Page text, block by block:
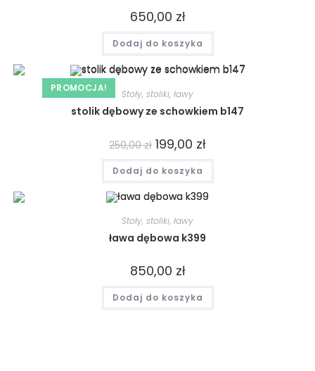
650,00 zł
Dodaj do koszyka
PROMOCJA! Stoły, stoliki, ławy
stolik dębowy ze schowkiem b147
250,00zł 199,00 zł
Dodaj do koszyka
Stoły, stoliki, ławy
ława dębowa k399
850,00 zł
Dodaj do koszyka